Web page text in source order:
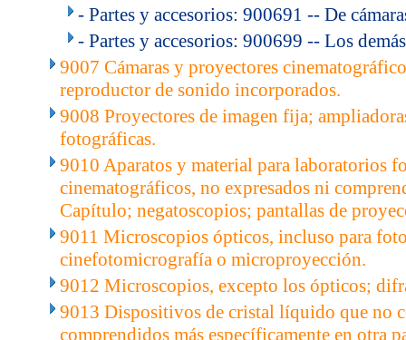
- Partes y accesorios: 900691 -- De
- Partes y accesorios: 900699 -- Los
9007 Cámaras y proyectores
reproductor de sonido incorporados.
9008 Proyectores de imagen fija;
fotográficas.
9010 Aparatos y material para laboratorios
cinematográficos, no expresados ni
Capítulo; negatoscopios; pantallas de
9011 Microscopios ópticos, incluso para
cinefotomicrografía o microproyección.
9012 Microscopios, excepto los ópticos;
9013 Dispositivos de cristal líquido que no
comprendidos más específicamente en otra